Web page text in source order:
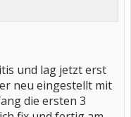
und lag jetzt erst
neu eingestellt mit
die ersten 3